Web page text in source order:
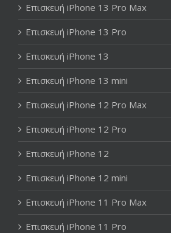
Επισκευή iPhone 13 Pro Max
Επισκευή iPhone 13 Pro
Επισκευή iPhone 13
Επισκευή iPhone 13 mini
Επισκευή iPhone 12 Pro Max
Επισκευή iPhone 12 Pro
Επισκευή iPhone 12
Επισκευή iPhone 12 mini
Επισκευή iPhone 11 Pro Max
Επισκευή iPhone 11 Pro